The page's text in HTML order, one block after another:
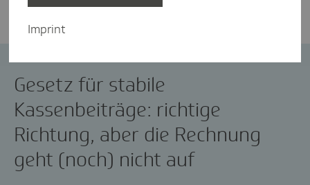
Gesetz für stabile
Kassenbeiträge: richtige
Richtung, aber die Rechnung
geht (noch) nicht auf
Imprint